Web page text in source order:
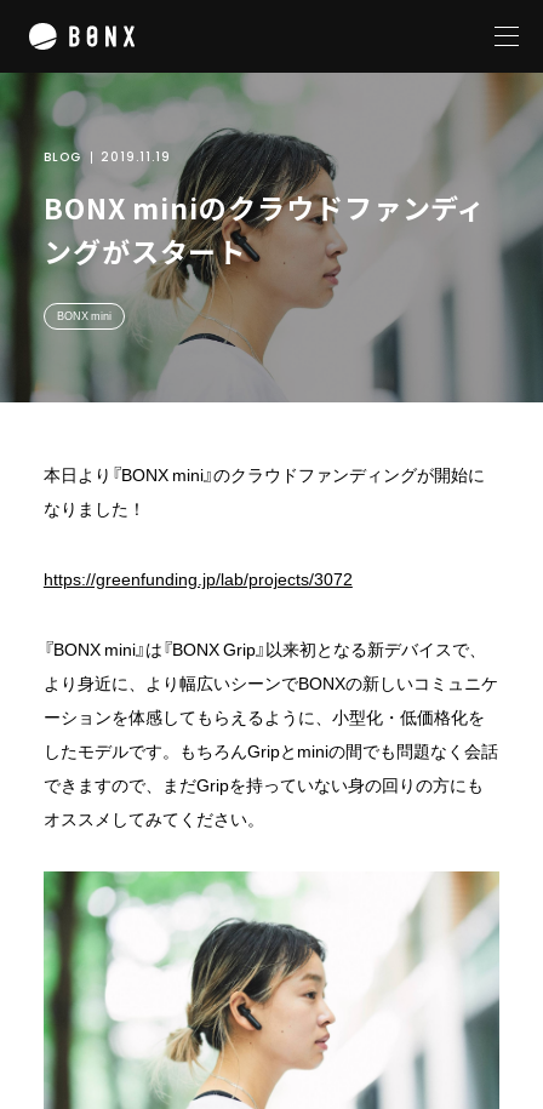
私たちについて
BONX BOOST
企業概要
ニュースリリース
採用情報
Japanese English
BLOG 2019.11.19
BONX miniのクラウドファンディ
ングがスタート
BONX mini
本日より『BONX mini』のクラウドファンディングが開始に
なりました！
https://greenfunding.jp/lab/projects/3072
『BONX mini』は『BONX Grip』以来初となる新デバイスで、
より身近に、より幅広いシーンでBONXの新しいコミュニケ
ーションを体感してもらえるように、小型化・低価格化を
したモデルです。もちろんGripとminiの間でも問題なく会話
できますので、まだGripを持っていない身の回りの方にも
オススメしてみてください。